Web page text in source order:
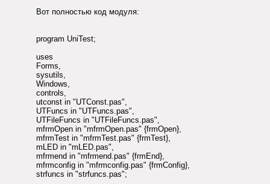
Вот полностью код модуля:
program UniTest;
uses
Forms,
sysutils,
Windows,
controls,
utconst in "UTConst.pas",
UTFuncs in "UTFuncs.pas",
UTFileFuncs in "UTFileFuncs.pas",
mfrmOpen in "mfrmOpen.pas" {frmOpen},
mfrmTest in "mfrmTest.pas" {frmTest},
mLED in "mLED.pas",
mfrmend in "mfrmend.pas" {frmEnd},
mfrmconfig in "mfrmconfig.pas" {frmConfig},
strfuncs in "strfuncs.pas";